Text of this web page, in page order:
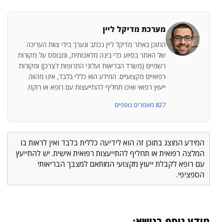
מערכת מדיקל ליין
התוכן באתר מדיקל ליין נכתב ונערך בידי צוות העריכה
של האתר בסיוע כלי בינה מלאכותית, ומבוסס על מקורות
רשמיים (משרד הבריאות ועלוני התרופות לצרכן) ומקורות
רפואיים מקצועיים. המידע הוא כללי בלבד, אינו מהווה
ייעוץ רפואי ואינו תחליף להתייעצות עם רופא או רוקח.
827 מאמרים נוספים
המידע המוצג בתוכן זה הוא לידיעה כללית בלבד ואין לראות בו
המלצה רפואית או תחליף להתייעצות רפואית אישית. יש להתייעץ
עם רופא לקבלת ייעוץ מקצועי המותאם למצבך הבריאותי
הספציפי.